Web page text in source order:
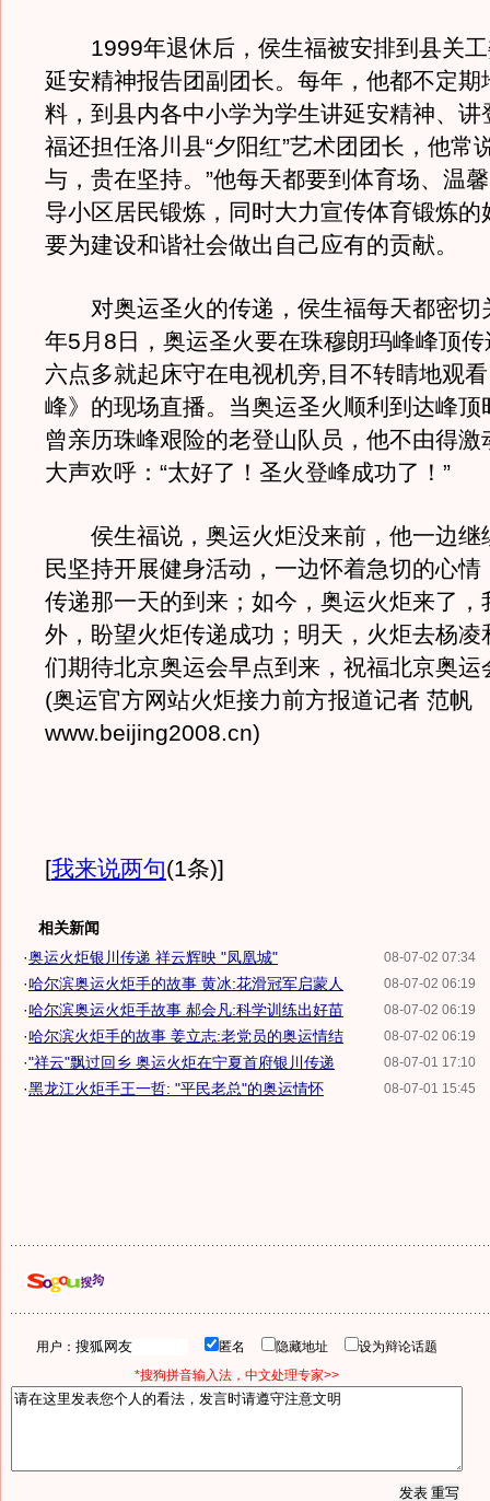
1999年退休后，侯生福被安排到县关工
延安精神报告团副团长。每年，他都不定期
料，到县内各中小学为学生讲延安精神、讲
福还担任洛川县“夕阳红”艺术团团长，他常
与，贵在坚持。”他每天都要到体育场、温
导小区居民锻炼，同时大力宣传体育锻炼的
要为建设和谐社会做出自己应有的贡献。
对奥运圣火的传递，侯生福每天都密切
年5月8日，奥运圣火要在珠穆朗玛峰峰顶
六点多就起床守在电视机旁,目不转睛地观
峰》的现场直播。当奥运圣火顺利到达峰顶
曾亲历珠峰艰险的老登山队员，他不由得激
大声欢呼：“太好了！圣火登峰成功了！”
侯生福说，奥运火炬没来前，他一边继
民坚持开展健身活动，一边怀着急切的心情
传递那一天的到来；如今，奥运火炬来了，
外，盼望火炬传递成功；明天，火炬去杨凌
们期待北京奥运会早点到来，祝福北京奥运
(奥运官方网站火炬接力前方报道记者 范帆
www.beijing2008.cn)
[我来说两句(1条)]
相关新闻
08-07-02 07:34
·奥运火炬银川传递 祥云辉映 "凤凰城"
08-07-02 06:19
·哈尔滨奥运火炬手的故事 黄冰:花滑冠军启蒙人
08-07-02 06:19
·哈尔滨奥运火炬手故事 郝会凡:科学训练出好苗
08-07-02 06:19
·哈尔滨火炬手的故事 姜立志:老党员的奥运情结
08-07-01 17:10
·"祥云"飘过回乡 奥运火炬在宁夏首府银川传递
08-07-01 15:45
·黑龙江火炬手王一哲: "平民老总"的奥运情怀
用户： 匿名 隐藏地址
设为辩论话题
*搜狗拼音输入法，中文处理专家>>